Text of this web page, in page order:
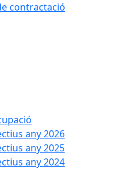
contractació
any 2026
any 2025
any 2024